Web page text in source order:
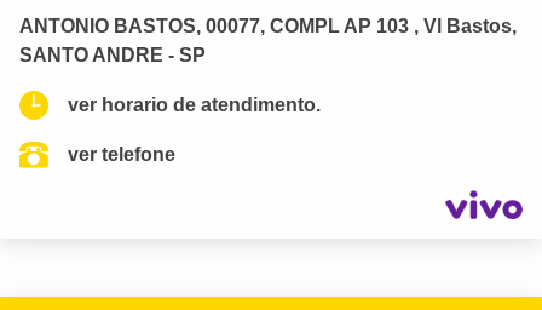
ANTONIO BASTOS, 00077, COMPL AP 103 , Vl Bastos,
SANTO ANDRE - SP
ver horario de atendimento.
ver telefone